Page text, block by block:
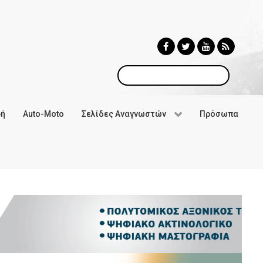
Αναζήτηση
Auto-Moto Σελίδες Αναγνωστών Πρόσωπα